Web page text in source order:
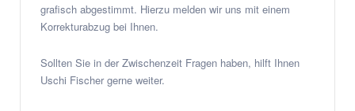
grafisch abgestimmt. Hierzu melden wir uns mit einem
Korrekturabzug bei Ihnen.
Sollten Sie in der Zwischenzeit Fragen haben, hilft Ihnen
Uschi Fischer gerne weiter.